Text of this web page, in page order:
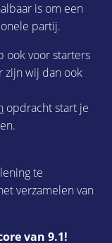
is om een
partij.
ook voor starters
zijn wij dan ook
opdracht start je
te
verzamelen van
van 9.1!